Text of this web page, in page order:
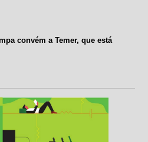
convém a Temer, que está